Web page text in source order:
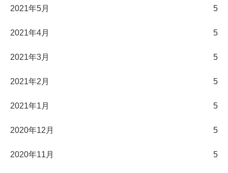
2021年5月 5
2021年4月 5
2021年3月 5
2021年2月 5
2021年1月 5
2020年12月 5
2020年11月 5